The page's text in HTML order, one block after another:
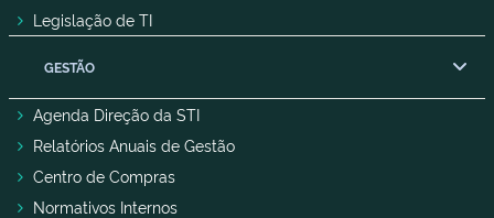
Legislação de TI
GESTÃO
Agenda Direção da STI
Relatórios Anuais de Gestão
Centro de Compras
Normativos Internos